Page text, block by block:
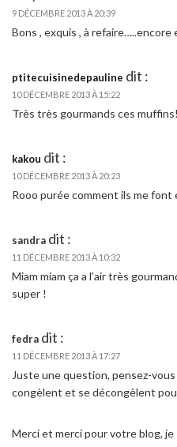
9 DÉCEMBRE 2013 À 20:39
Bons , exquis , à refaire…..encore
ptitecuisinedepauline dit :
10 DÉCEMBRE 2013 À 15:22
Très très gourmands ces muffins!
kakou dit :
10 DÉCEMBRE 2013 À 20:23
Rooo purée comment ils me
sandra dit :
11 DÉCEMBRE 2013 À 10:32
Miam miam ça a l’air très
super !
fedra dit :
11 DÉCEMBRE 2013 À 17:27
Juste une question, pensez-
congèlent et se décongèlent
Merci et merci pour votre blog, je